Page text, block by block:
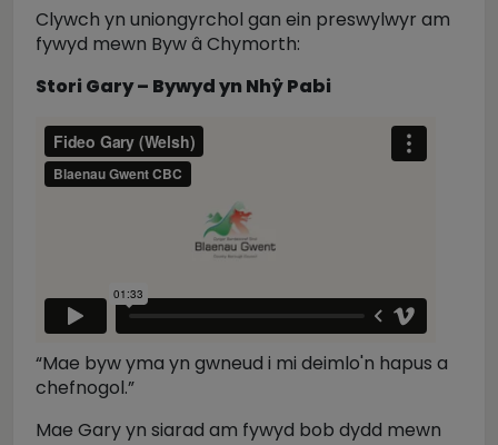
Clywch yn uniongyrchol gan ein preswylwyr am
fywyd mewn Byw â Chymorth:
Stori Gary – Bywyd yn Nhŷ Pabi
“Mae byw yma yn gwneud i mi deimlo'n hapus a
chefnogol.”
Mae Gary yn siarad am fywyd bob dydd mewn